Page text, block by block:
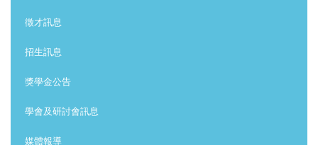
徵才訊息
招生訊息
獎學金公告
學會及研討會訊息
媒體報導